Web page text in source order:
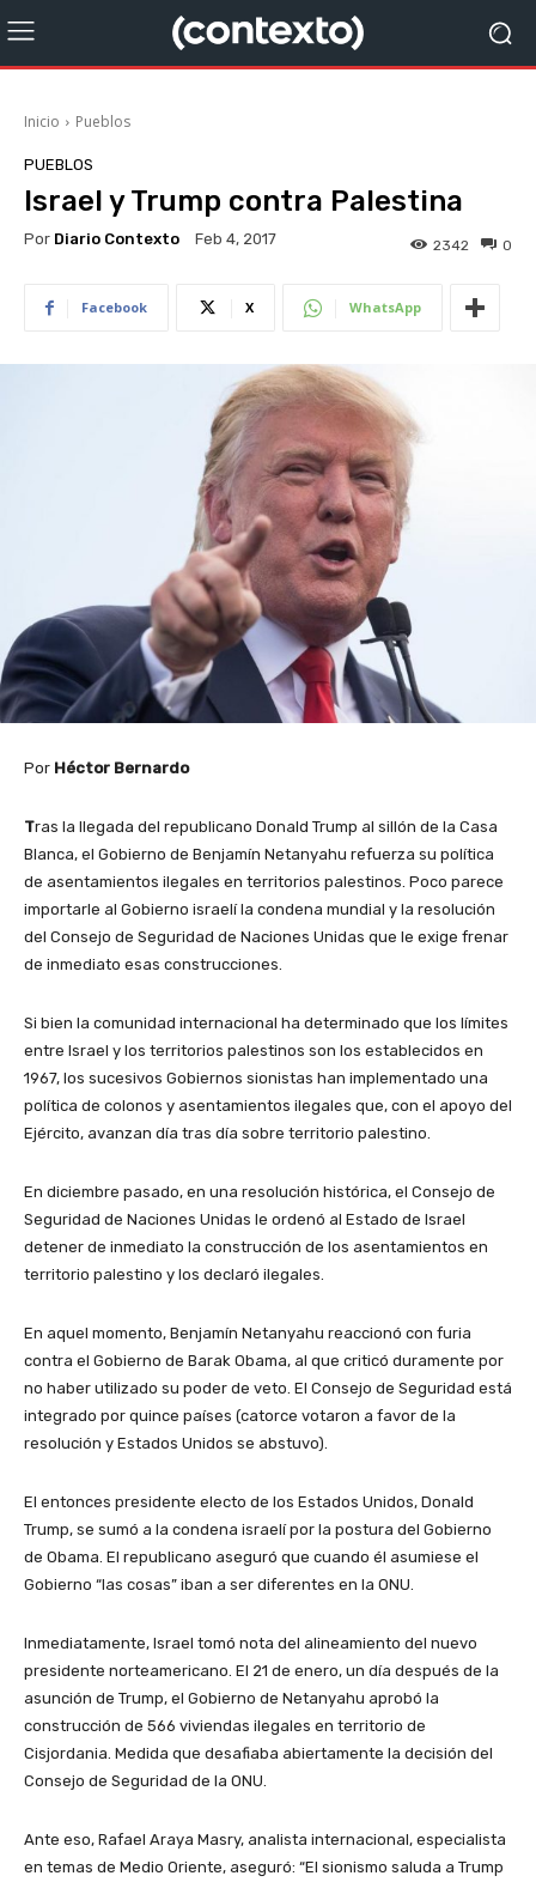
Inicio Pueblos
PUEBLOS
Israel y Trump contra Palestina
Por Diario Contexto Feb 4, 2017 0
2342
Facebook X WhatsApp
Por Héctor Bernardo
Tras la llegada del republicano Donald Trump al sillón de la Casa
Blanca, el Gobierno de Benjamín Netanyahu refuerza su política
de asentamientos ilegales en territorios palestinos. Poco parece
importarle al Gobierno israelí la condena mundial y la resolución
del Consejo de Seguridad de Naciones Unidas que le exige frenar
de inmediato esas construcciones.
Si bien la comunidad internacional ha determinado que los límites
entre Israel y los territorios palestinos son los establecidos en
1967, los sucesivos Gobiernos sionistas han implementado una
política de colonos y asentamientos ilegales que, con el apoyo del
Ejército, avanzan día tras día sobre territorio palestino.
En diciembre pasado, en una resolución histórica, el Consejo de
Seguridad de Naciones Unidas le ordenó al Estado de Israel
detener de inmediato la construcción de los asentamientos en
territorio palestino y los declaró ilegales.
En aquel momento, Benjamín Netanyahu reaccionó con furia
contra el Gobierno de Barak Obama, al que criticó duramente por
no haber utilizado su poder de veto. El Consejo de Seguridad está
integrado por quince países (catorce votaron a favor de la
resolución y Estados Unidos se abstuvo).
El entonces presidente electo de los Estados Unidos, Donald
Trump, se sumó a la condena israelí por la postura del Gobierno
de Obama. El republicano aseguró que cuando él asumiese el
Gobierno “las cosas” iban a ser diferentes en la ONU.
Inmediatamente, Israel tomó nota del alineamiento del nuevo
presidente norteamericano. El 21 de enero, un día después de la
asunción de Trump, el Gobierno de Netanyahu aprobó la
construcción de 566 viviendas ilegales en territorio de
Cisjordania. Medida que desafiaba abiertamente la decisión del
Consejo de Seguridad de la ONU.
Ante eso, Rafael Araya Masry, analista internacional, especialista
en temas de Medio Oriente, aseguró: “El sionismo saluda a Trump